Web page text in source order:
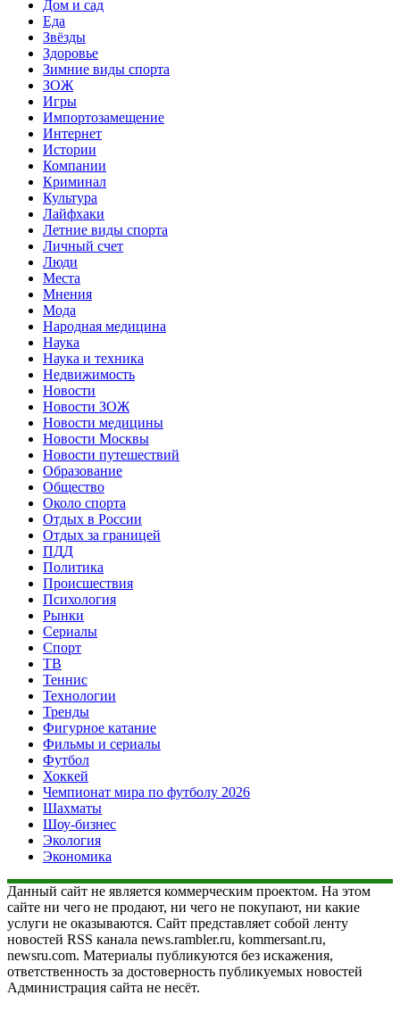
Дом и сад
Еда
Звёзды
Здоровье
Зимние виды спорта
ЗОЖ
Игры
Импортозамещение
Интернет
Истории
Компании
Криминал
Культура
Лайфхаки
Летние виды спорта
Личный счет
Люди
Места
Мнения
Мода
Народная медицина
Наука
Наука и техника
Недвижимость
Новости
Новости ЗОЖ
Новости медицины
Новости Москвы
Новости путешествий
Образование
Общество
Около спорта
Отдых в России
Отдых за границей
ПДД
Политика
Происшествия
Психология
Рынки
Сериалы
Спорт
ТВ
Теннис
Технологии
Тренды
Фигурное катание
Фильмы и сериалы
Футбол
Хоккей
Чемпионат мира по футболу 2026
Шахматы
Шоу-бизнес
Экология
Экономика
Данный сайт не является коммерческим проектом. На этом
сайте ни чего не продают, ни чего не покупают, ни какие
услуги не оказываются. Сайт представляет собой ленту
новостей RSS канала news.rambler.ru, kommersant.ru,
newsru.com. Материалы публикуются без искажения,
ответственность за достоверность публикуемых новостей
Администрация сайта не несёт.